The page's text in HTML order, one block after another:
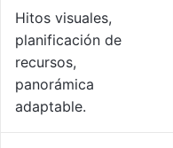
Hitos visuales,
planificación de
recursos,
panorámica
adaptable.